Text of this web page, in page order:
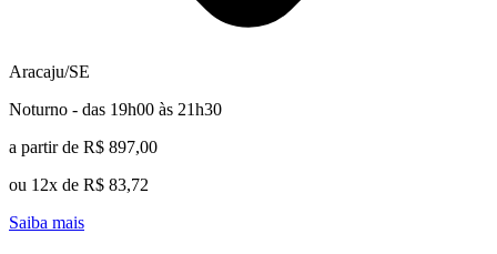
Aracaju/SE
Noturno - das 19h00 às 21h30
a partir de R$ 897,00
ou 12x de R$ 83,72
Saiba mais